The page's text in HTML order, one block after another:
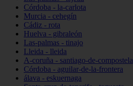
Córdoba - la-carlota
Murcia - cehegín
Cádiz - rota
Huelva - gibraleón
Las-palmas - tinajo
Lleida - lleida
A-coruña - santiago-de-compostela
Córdoba - aguilar-de-la-frontera
álava - eskuernaga